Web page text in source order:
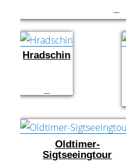
Hradschin
Oldtimer-
Sigtseeingtour